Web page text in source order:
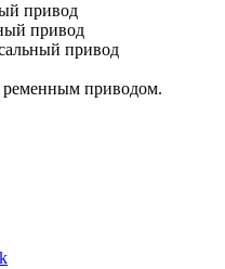
привод
привод
привод
ременным приводом.